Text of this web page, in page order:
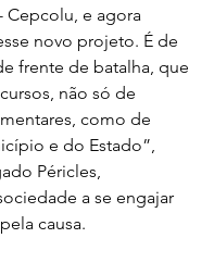
e agora
novo projeto. É de
frente de batalha, que
não só de
como de
e do Estado”,
Péricles,
a se engajar
causa.